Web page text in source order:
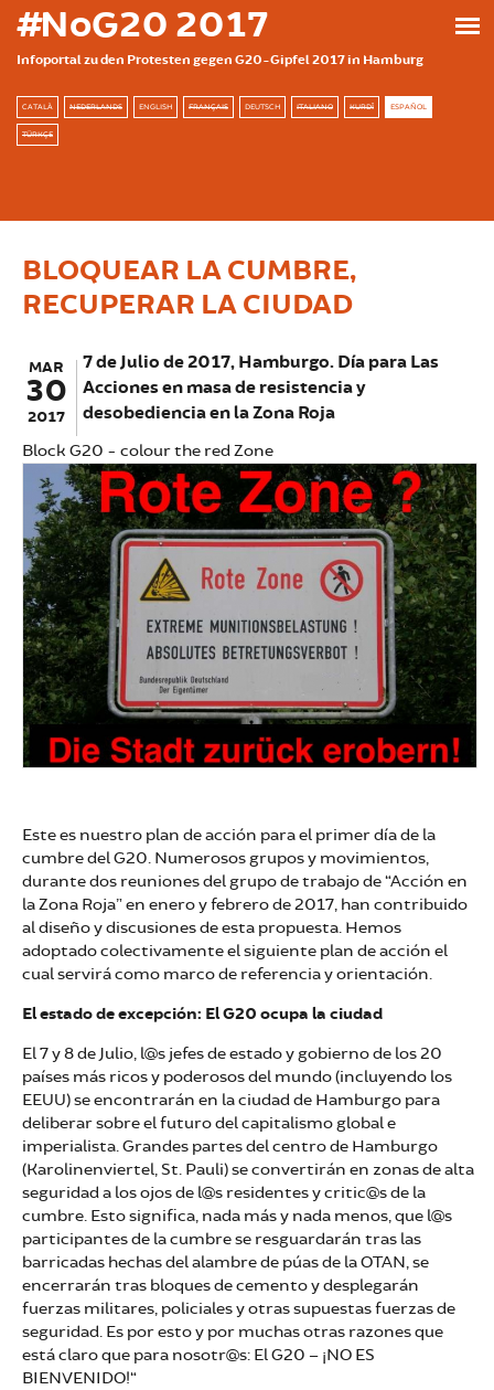
Skip to main content
#NoG20 2017
Infoportal zu den Protesten gegen G20-Gipfel 2017 in Hamburg
CATALÀ NEDERLANDS ENGLISH FRANÇAIS DEUTSCH ITALIANO KURDÎ ESPAÑOL
TÜRKÇE
BLOQUEAR LA CUMBRE,
RECUPERAR LA CIUDAD
MAR
30
2017
7 de Julio de 2017, Hamburgo. Día para Las
Acciones en masa de resistencia y
desobediencia en la Zona Roja
Block G20 - colour the red Zone
Este es nuestro plan de acción para el primer día de la
cumbre del G20. Numerosos grupos y movimientos,
durante dos reuniones del grupo de trabajo de “Acción en
la Zona Roja” en enero y febrero de 2017, han contribuido
al diseño y discusiones de esta propuesta. Hemos
adoptado colectivamente el siguiente plan de acción el
cual servirá como marco de referencia y orientación.
El estado de excepción: El G20 ocupa la ciudad
El 7 y 8 de Julio, l@s jefes de estado y gobierno de los 20
países más ricos y poderosos del mundo (incluyendo los
EEUU) se encontrarán en la ciudad de Hamburgo para
deliberar sobre el futuro del capitalismo global e
imperialista. Grandes partes del centro de Hamburgo
(Karolinenviertel, St. Pauli) se convertirán en zonas de alta
seguridad a los ojos de l@s residentes y critic@s de la
cumbre. Esto significa, nada más y nada menos, que l@s
participantes de la cumbre se resguardarán tras las
barricadas hechas del alambre de púas de la OTAN, se
encerrarán tras bloques de cemento y desplegarán
fuerzas militares, policiales y otras supuestas fuerzas de
seguridad. Es por esto y por muchas otras razones que
está claro que para nosotr@s: El G20 – ¡NO ES
BIENVENIDO!“